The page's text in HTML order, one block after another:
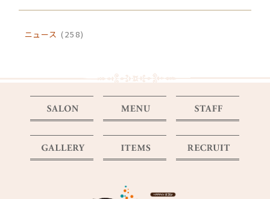
ニュース (258)